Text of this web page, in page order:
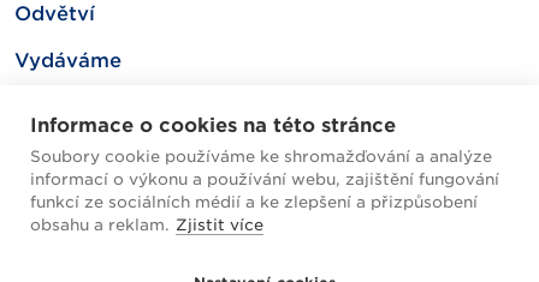
Odvětví
Vydáváme
Mapa webu
Informace o cookies na této stránce
Soubory cookie používáme ke shromažďování a analýze
informací o výkonu a používání webu, zajištění fungování
funkcí ze sociálních médií a ke zlepšení a přizpůsobení
obsahu a reklam. Zjistit více